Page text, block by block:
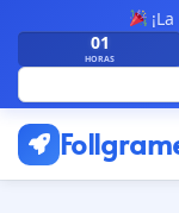
01
HORAS